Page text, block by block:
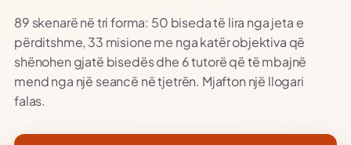
89 skenarë në tri forma: 50 biseda të lira nga jeta e
përditshme, 33 misione me nga katër objektiva që
shënohen gjatë bisedës dhe 6 tutorë që të mbajnë
mend nga një seancë në tjetrën. Mjafton një llogari
falas.